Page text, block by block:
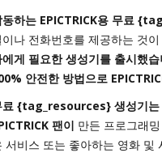
동하는 EPICTRICK용 무료
이나 전화번호를 제공하는 것
게 필요한 생성기를 출시했
안전한 방법으로
료 {tag_resources} 생성기는
팬이 만든 프로그래
서비스 또는 좋아하는 영화 및